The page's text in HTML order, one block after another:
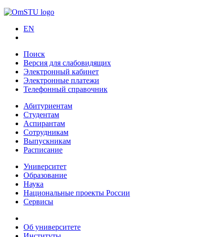
EN
Поиск
Версия для слабовидящих
Электронный кабинет
Электронные платежи
Телефонный справочник
Абитуриентам
Студентам
Аспирантам
Сотрудникам
Выпускникам
Расписание
Университет
Образование
Наука
Национальные проекты России
Сервисы
Об университете